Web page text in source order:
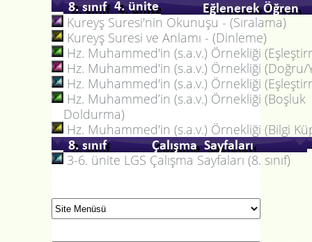
Kureyş Suresi'nin Okunuşu - (Sıralama)
Kureyş Suresi ve Anlamı - (Dinleme)
Hz. Muhammed'in (s.a.v.) Örnekliği
Hz. Muhammed'in (s.a.v.) Örnekliği (Doğru/
Hz. Muhammed'in (s.a.v.) Örnekliği
Hz. Muhammed’in (s.a.v.) Örnekliği (Boşluk
Doldurma)
Hz. Muhammed'in (s.a.v.) Örnekliği (Bilgi
3-6. ünite LGS Çalışma Sayfaları (8. sınıf)